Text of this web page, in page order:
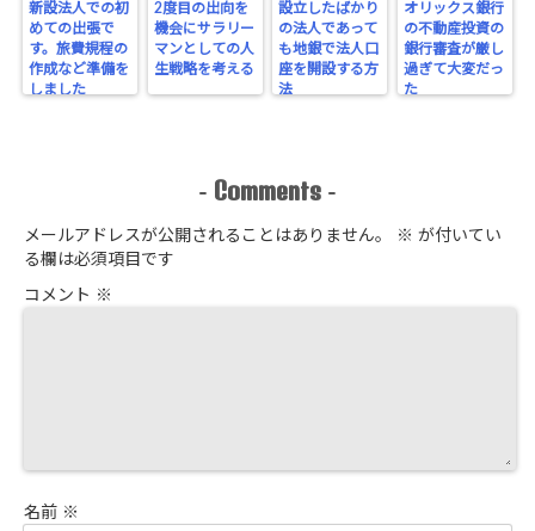
新設法人での初
めての出張で
す。旅費規程の
作成など準備を
しました
2度目の出向を
機会にサラリー
マンとしての人
生戦略を考える
設立したばかり
の法人であって
も地銀で法人口
座を開設する方
法
オリックス銀行
の不動産投資の
銀行審査が厳し
過ぎて大変だっ
た
- Comments -
メールアドレスが公開されることはありません。 ※ が付いてい
る欄は必須項目です
コメント ※
名前 ※